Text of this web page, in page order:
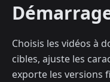
Choisis les vidéos à
cibles, ajuste les
exporte les versions